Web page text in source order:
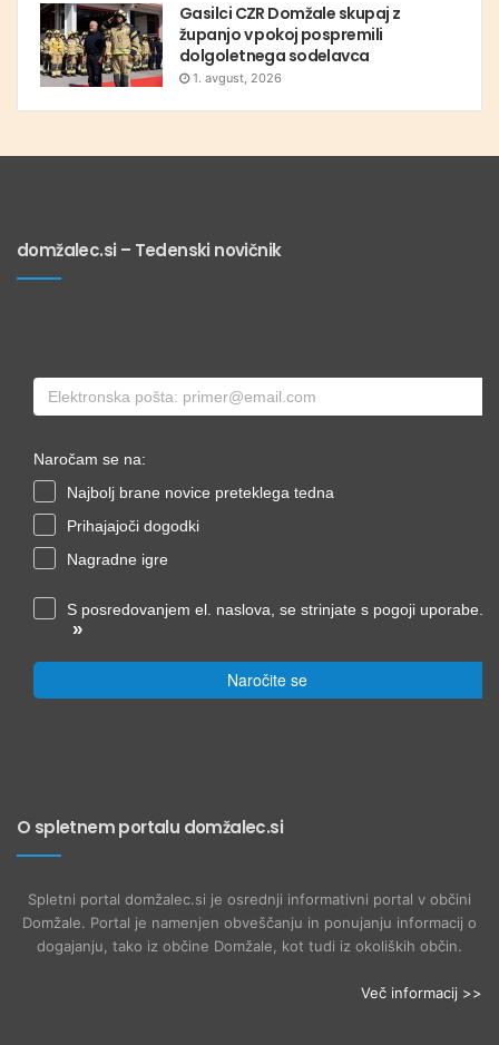
Gasilci CZR Domžale skupaj z
županjo v pokoj pospremili
dolgoletnega sodelavca
1. avgust, 2026
domžalec.si – Tedenski novičnik
Naročam se na:
Najbolj brane novice preteklega tedna
Prihajajoči dogodki
Nagradne igre
S posredovanjem el. naslova, se strinjate s pogoji uporabe.
»
Naročite se
O spletnem portalu domžalec.si
Spletni portal domžalec.si je osrednji informativni portal v občini
Domžale. Portal je namenjen obveščanju in ponujanju informacij o
dogajanju, tako iz občine Domžale, kot tudi iz okoliških občin.
Več informacij >>